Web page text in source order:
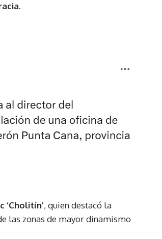
.
‘Cholitín’, quien destacó la
las zonas de mayor dinamismo